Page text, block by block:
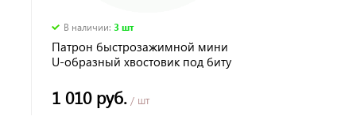
В наличии:3 шт
Патрон быстрозажимной мини
U-образный хвостовик под биту
1 010 руб. / шт